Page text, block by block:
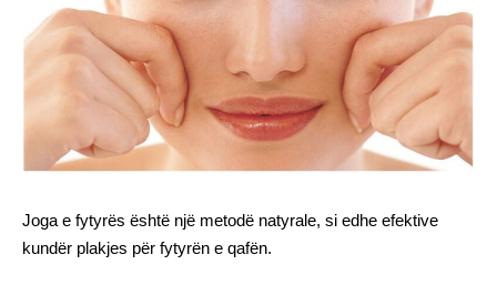
Joga e fytyrës është një metodë natyrale, si edhe efektive
kundër plakjes për fytyrën e qafën.